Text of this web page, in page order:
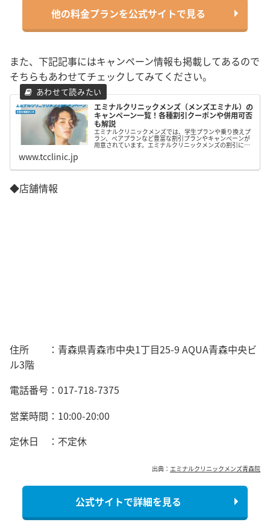
他の料金プランを公式サイトで見る
また、下記記事にはキャンペーン情報も掲載してあるので
そちらもあわせてチェックしてみてください。
エミナルクリニックメンズ（メンズエミナル）の
キャンペーン一覧！各種割引クーポンや併用可否
も解説
エミナルクリニックメンズでは、学生プランや乗り換えプ
ラン、ペアプランなど豊富な割引プランやキャンペーンが
用意されています。エミナルクリニックメンズの割引につ
いてまとめたので、脱毛を検討している方はぜひ参考にし
www.tcclinic.jp
◆店舗情報
住所 ：青森県青森市中央1丁目25-9 AQUA青森中央ビ
ル3階
電話番号： 017-718-7375
営業時間： 10:00-20:00
定休日 ：不定休
出典： エミナルクリニックメンズ青森院
公式サイトで詳細を見る